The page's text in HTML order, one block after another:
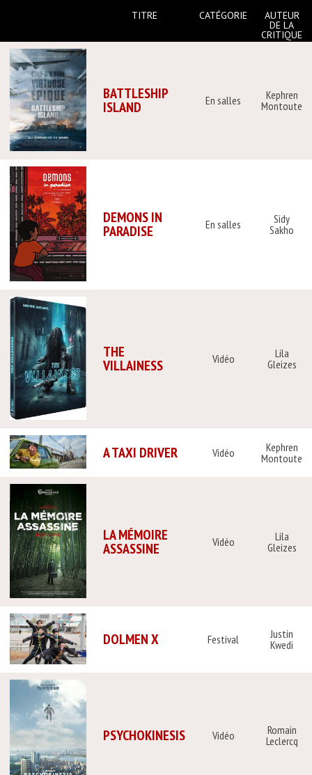
TITRE CATÉGORIE AUTEUR
DE LA
CRITIQUE
BATTLESHIP
ISLAND En salles
Kephren
Montoute
DEMONS IN
PARADISE En salles
Sidy
Sakho
THE
VILLAINESS Vidéo
Lila
Gleizes
A TAXI DRIVER Vidéo
Kephren
Montoute
LA MÉMOIRE
ASSASSINE Vidéo
Lila
Gleizes
DOLMEN X Festival
Justin
Kwedi
PSYCHOKINESIS Vidéo
Romain
Leclercq